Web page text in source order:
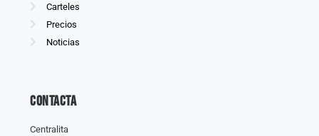
Carteles
Precios
Noticias
Contacta
Centralita